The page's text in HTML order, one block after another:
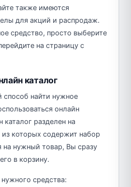
также имеются
для акций и распродаж.
средство, просто выберите
на страницу с
каталог
найти нужное
онлайн
каталог разделен на
которых содержит набор
нужный товар, Вы сразу
в корзину.
средства: